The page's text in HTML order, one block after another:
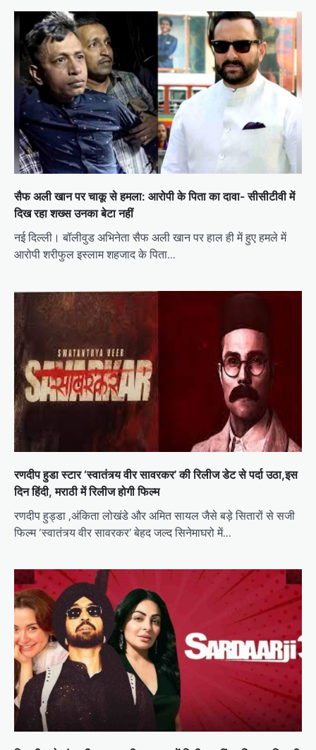
सैफ अली खान पर चाकू से हमला: आरोपी के पिता का दावा- सीसीटीवी में
दिख रहा शख्स उनका बेटा नहीं
नई दिल्ली। बॉलीवुड अभिनेता सैफ अली खान पर हाल ही में हुए हमले में
आरोपी शरीफुल इस्लाम शहजाद के पिता…
रणदीप हुडा स्टार ‘स्वातंत्र्य वीर सावरकर’ की रिलीज डेट से पर्दा उठा,इस
दिन हिंदी, मराठी में रिलीज होगी फिल्म
रणदीप हुड्डा ,अंकिता लोखंडे और अमित सायल जैसे बड़े सितारों से सजी
फिल्म ‘स्वातंत्र्य वीर सावरकर’ बेहद जल्द सिनेमाघरो में…